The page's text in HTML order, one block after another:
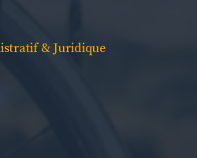
& Juridique